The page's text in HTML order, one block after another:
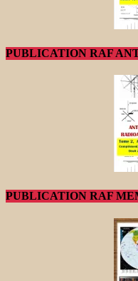
PUBLICATION RAF
PUBLICATION RAF